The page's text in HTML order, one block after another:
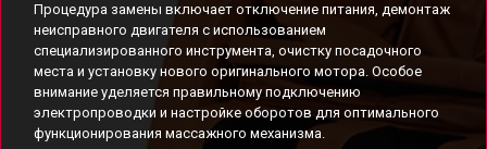
Процедура замены включает отключение питания, демонтаж
неисправного двигателя с использованием
специализированного инструмента, очистку посадочного
места и установку нового оригинального мотора. Особое
внимание уделяется правильному подключению
электропроводки и настройке оборотов для оптимального
функционирования массажного механизма.